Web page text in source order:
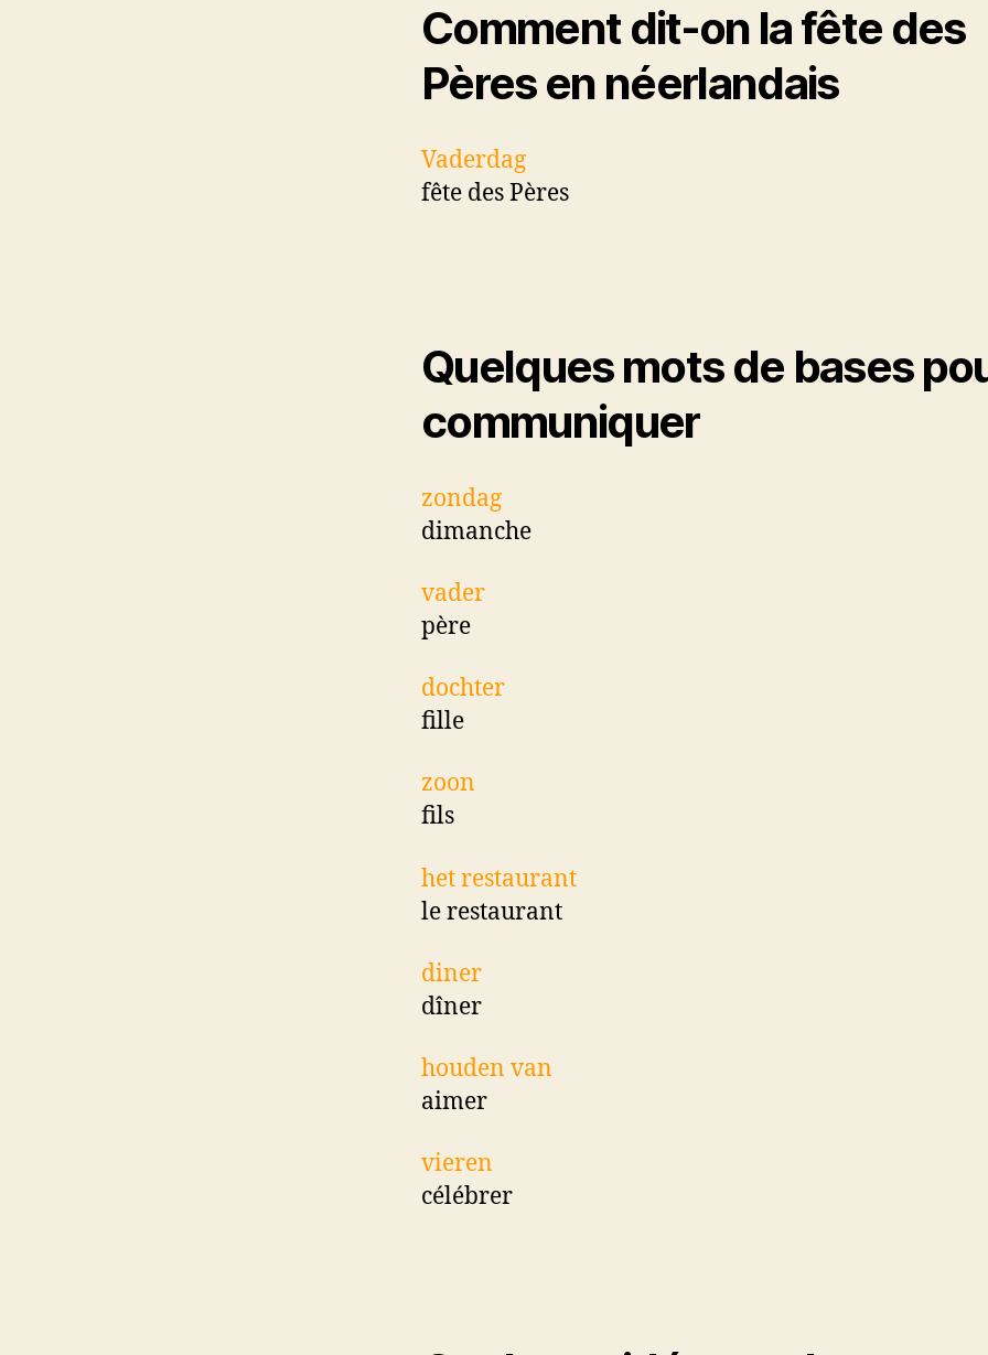
Comment dit-on la fête des
Pères en néerlandais
Vaderdag
fête des Pères
Quelques mots de bases
communiquer
zondag
dimanche
vader
père
dochter
fille
zoon
fils
het restaurant
le restaurant
diner
dîner
houden van
aimer
vieren
célébrer